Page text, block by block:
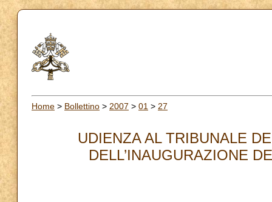
Home > Bollettino > 2007 > 01 > 27
UDIENZA AL TRIBUNALE
DELL’INAUGURAZIONE